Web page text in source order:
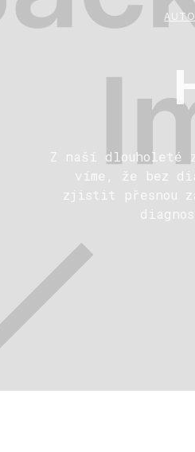
Z naší dlouholeté
víme, že bez
zjistit přesnou